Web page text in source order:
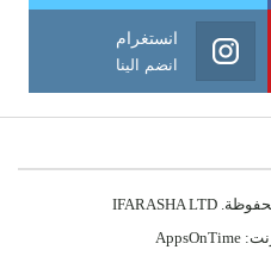
انستغرام
انضم الينا
AppsOnTime